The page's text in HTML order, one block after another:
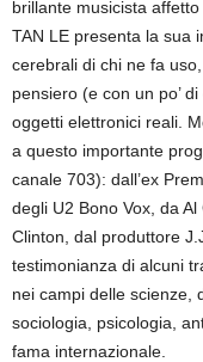
brillante musicista
TAN LE presenta la sua
cerebrali di chi ne fa
pensiero (e con un po’
oggetti elettronici reali.
a questo importante
canale 703): dall’ex
degli U2 Bono Vox, da
Clinton, dal produttore
testimonianza di alcuni
nei campi delle scienze,
sociologia, psicologia,
fama internazionale.